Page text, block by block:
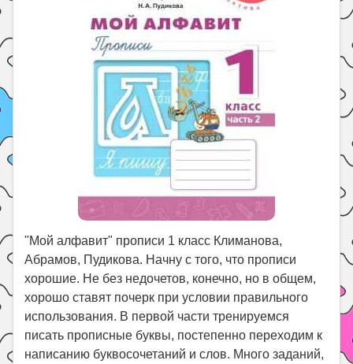
"Мой алфавит" прописи 1 класс Климанова,
Абрамов, Пудикова. Начну с того, что прописи
хорошие. Не без недочетов, конечно, но в общем,
хорошо ставят почерк при условии правильного
использования. В первой части тренируемся
писать прописные буквы, постепенно переходим к
написанию буквосочетаний и слов. Много заданий,